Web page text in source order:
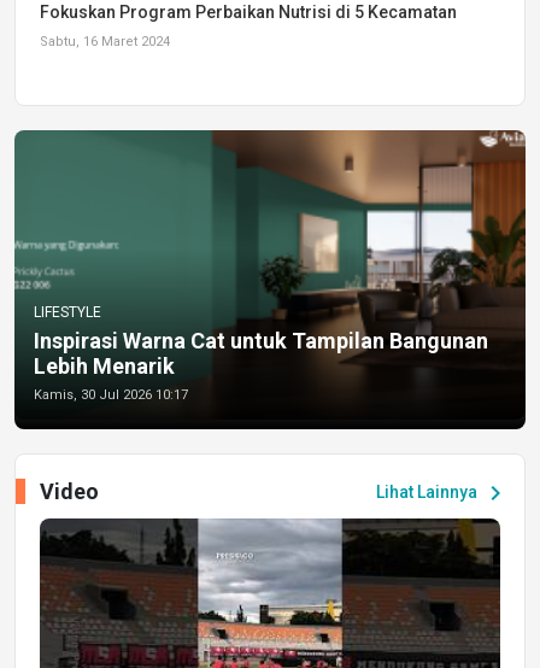
Fokuskan Program Perbaikan Nutrisi di 5 Kecamatan
Sabtu, 16 Maret 2024
LIFESTYLE
Inspirasi Warna Cat untuk Tampilan Bangunan
Lebih Menarik
Kamis, 30 Jul 2026 10:17
Lihat Lainnya chevron_right
Video